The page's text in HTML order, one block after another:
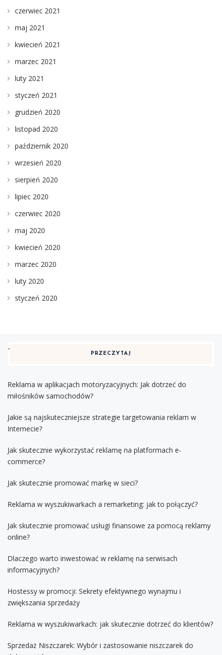
czerwiec 2021
maj 2021
kwiecień 2021
marzec 2021
luty 2021
styczeń 2021
grudzień 2020
listopad 2020
październik 2020
wrzesień 2020
sierpień 2020
lipiec 2020
czerwiec 2020
maj 2020
kwiecień 2020
marzec 2020
luty 2020
styczeń 2020
PRZECZYTAJ
Reklama w aplikacjach motoryzacyjnych: Jak dotrzeć do
miłośników samochodów?
Jakie są najskuteczniejsze strategie targetowania reklam w
Internecie?
Jak skutecznie wykorzystać reklamę na platformach e-
commerce?
Jak skutecznie promować markę w sieci?
Reklama w wyszukiwarkach a remarketing: jak to połączyć?
Jak skutecznie promować usługi finansowe za pomocą reklamy
online?
Dlaczego warto inwestować w reklamę na serwisach
informacyjnych?
Hostessy w promocji: Sekrety efektywnego wynajmu i
zwiększania sprzedaży
Reklama w wyszukiwarkach: jak skutecznie dotrzeć do klientów?
Sprzedaż Niszczarek: Wybór i zastosowanie niszczarek do